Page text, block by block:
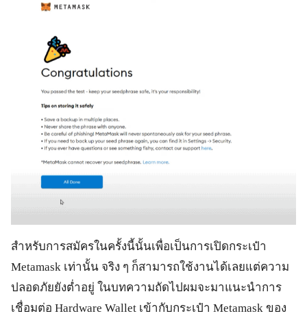
สำหรับการสมัครในครั้งนี้นั้นเพื่อเป็นการเปิดกระเป๋า
Metamask เท่านั้น จริง ๆ ก็สามารถใช้งานได้เลยแต่ความ
ปลอดภัยยังต่ำอยู่ ในบทความถัดไปผมจะมาแนะนำการ
เชื่อมต่อ Hardware Wallet เข้ากับกระเป๋า Metamask ของ